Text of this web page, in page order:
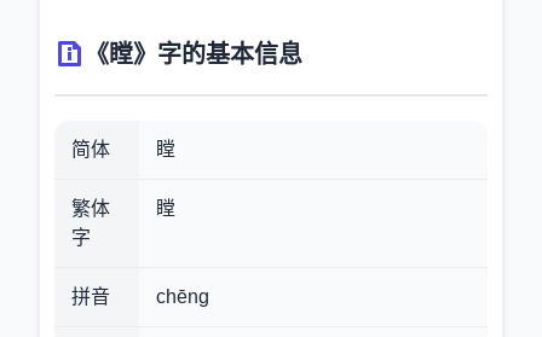
《瞠》字的基本信息
简体 瞠
繁体
字
瞠
拼音 chēng